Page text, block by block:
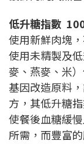
低升糖指數
使用新鮮肉塊
使用未精製及
麥、燕麥、米
基因改造原料
方，其低升糖
使餐後血糖緩
所需，而豐富